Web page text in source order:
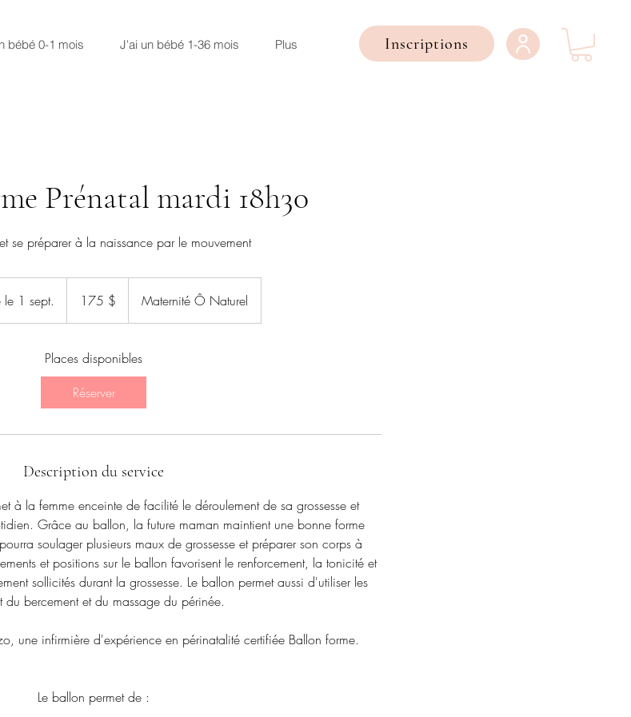
bébé 0-1 mois J'ai un bébé 1-36 mois Plus Inscriptions
Prénatal mardi 18h30
se préparer à la naissance par le mouvement
le 1 sept.
o
m
e
e
e
s
e
p
t
.
175 $ Maternité Ô Naturel
Places disponibles
Réserver
Description du service
à la femme enceinte de facilité le déroulement de sa grossesse et
Grâce au ballon, la future maman maintient une bonne forme
soulager plusieurs maux de grossesse et préparer son corps à
et positions sur le ballon favorisent le renforcement, la tonicité et
sollicités durant la grossesse. Le ballon permet aussi d'utiliser les
du bercement et du massage du périnée.
une infirmière d'expérience en périnatalité certifiée Ballon forme.
Le ballon permet de :